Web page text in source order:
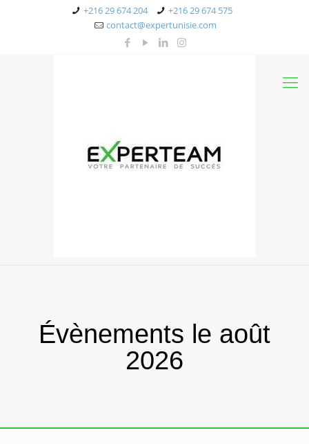
+216 29 674 204
+216 29 674 575
contact@expertunisie.com
Évènements le août
2026